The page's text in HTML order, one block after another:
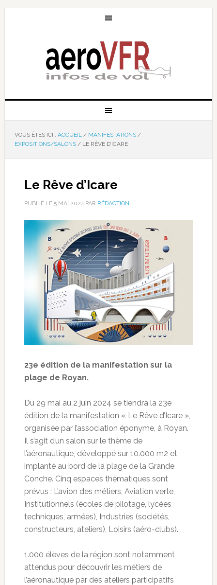
VOUS ÊTES ICI : ACCUEIL / MANIFESTATIONS /
EXPOSITIONS/SALONS /LE RÊVE D’ICARE
Le Rêve d’Icare
PUBLIÉ LE 5 MAI 2024PAR RÉDACTION
23e édition de la manifestation sur la
plage de Royan.
Du 29 mai au 2 juin 2024 se tiendra la 23e
édition de la manifestation « Le Rêve d’Icare »,
organisée par l’association éponyme, à Royan.
Il s’agit d’un salon sur le thème de
l’aéronautique, développé sur 10.000 m2 et
implanté au bord de la plage de la Grande
Conche. Cinq espaces thématiques sont
prévus : L’avion des métiers, Aviation verte,
Institutionnels (écoles de pilotage, lycées
techniques, armées), Industries (sociétés,
constructeurs, ateliers), Loisirs (aéro-clubs).
1.000 élèves de la région sont notamment
attendus pour découvrir les métiers de
l’aéronautique par des ateliers participatifs